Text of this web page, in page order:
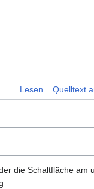
Lesen Quelltext
die Schaltfläche am